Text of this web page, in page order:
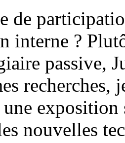
de
interne ?
passive,
une
nouvelles